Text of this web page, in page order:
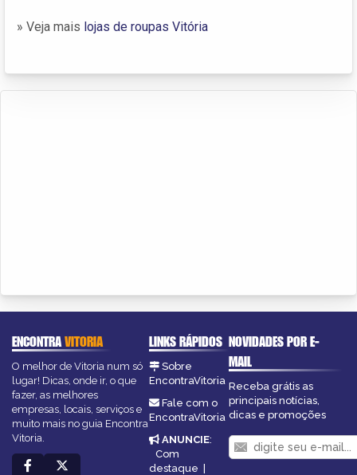
» Veja mais lojas de roupas Vitória
ENCONTRAVITORIA
O melhor de Vitoria num só
lugar! Dicas, onde ir, o que
fazer, as melhores
empresas, locais, serviços e
muito mais no guia Encontra
Vitoria.
LINKS RÁPIDOS
Sobre
EncontraVitoria
Fale com o
EncontraVitoria
ANUNCIE:
Com
destaque |
NOVIDADES POR E-
MAIL
Receba grátis as
principais notícias,
dicas e promoções